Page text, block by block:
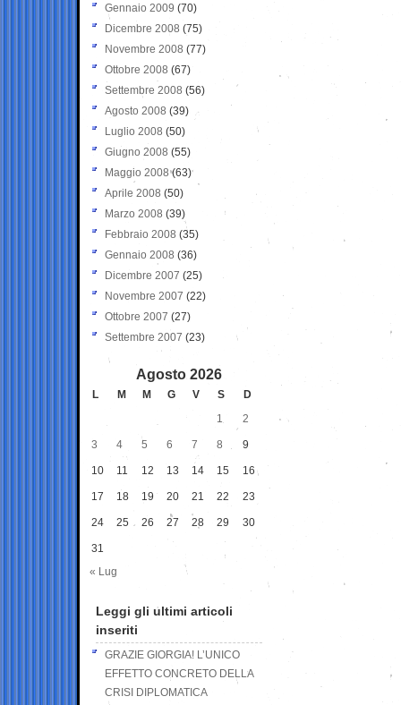
Gennaio 2009 (70)
Dicembre 2008 (75)
Novembre 2008 (77)
Ottobre 2008 (67)
Settembre 2008 (56)
Agosto 2008 (39)
Luglio 2008 (50)
Giugno 2008 (55)
Maggio 2008(63)
Aprile 2008 (50)
Marzo 2008 (39)
Febbraio 2008 (35)
Gennaio 2008 (36)
Dicembre 2007 (25)
Novembre 2007 (22)
Ottobre 2007 (27)
Settembre 2007 (23)
Agosto 2026
L M M G V S
D
1
2
3 4 5 6 7 8 9
10 11 12 13 14 15 16
17 18 19 20 21 22 23
24 25 26 27 28 29 30
31
« Lug
Leggi gli ultimi articoli
inseriti
GRAZIE GIORGIA! L’UNICO
EFFETTO CONCRETO DELLA
CRISI DIPLOMATICA